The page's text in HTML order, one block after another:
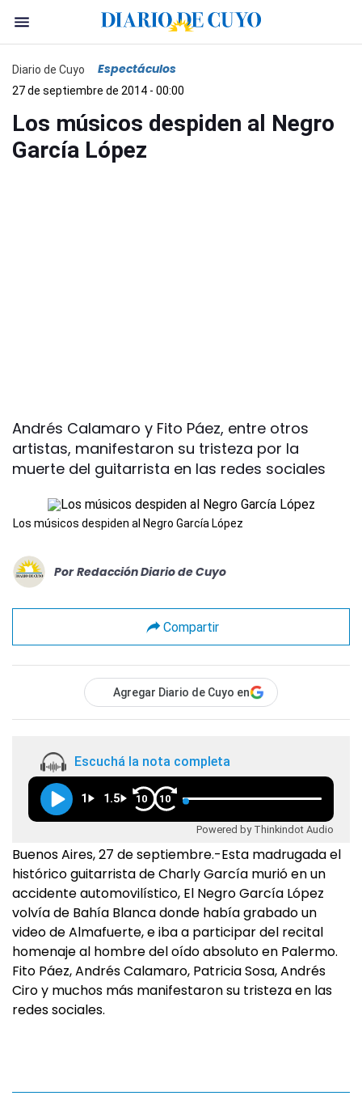
Diario de Cuyo Espectáculos
27 de septiembre de 2014 - 00:00
Los músicos despiden al Negro
García López
Andrés Calamaro y Fito Páez, entre otros
artistas, manifestaron su tristeza por la
muerte del guitarrista en las redes sociales
Los músicos despiden al Negro García López
Por Redacción Diario de Cuyo
Compartir
Agregar Diario de Cuyo en
Escuchá la nota completa
1 1.5 10 10
Powered by Thinkindot Audio
Buenos Aires, 27 de septiembre.-Esta madrugada el
histórico guitarrista de Charly García murió en un
accidente automovilístico, El Negro García López
volvía de Bahía Blanca donde había grabado un
video de Almafuerte, e iba a participar del recital
homenaje al hombre del oído absoluto en Palermo.
Fito Páez, Andrés Calamaro, Patricia Sosa, Andrés
Ciro y muchos más manifestaron su tristeza en las
redes sociales.